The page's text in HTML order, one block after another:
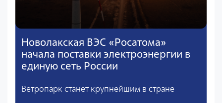
Новолакская ВЭС «Росатома»
начала поставки электроэнергии в
единую сеть России
Ветропарк станет крупнейшим в стране